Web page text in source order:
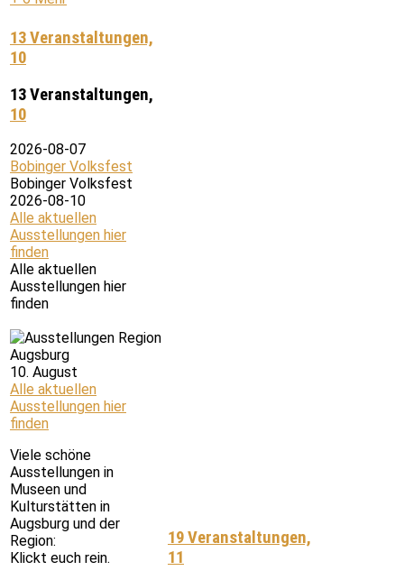
13 Veranstaltungen,
10
13 Veranstaltungen,
10
2026-08-07
Bobinger Volksfest
Bobinger Volksfest
2026-08-10
Alle aktuellen
Ausstellungen hier
finden
Alle aktuellen
Ausstellungen hier
finden
10. August
Alle aktuellen
Ausstellungen hier
finden
Viele schöne
Ausstellungen in
Museen und
Kulturstätten in
Augsburg und der
Region:
Klickt euch rein.
19 Veranstaltungen,
11